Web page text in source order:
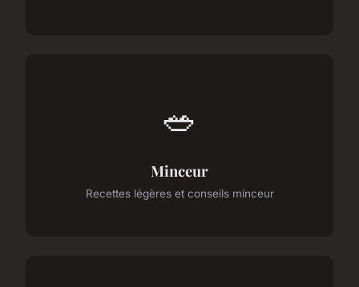
🥗
Minceur
Recettes légères et conseils minceur